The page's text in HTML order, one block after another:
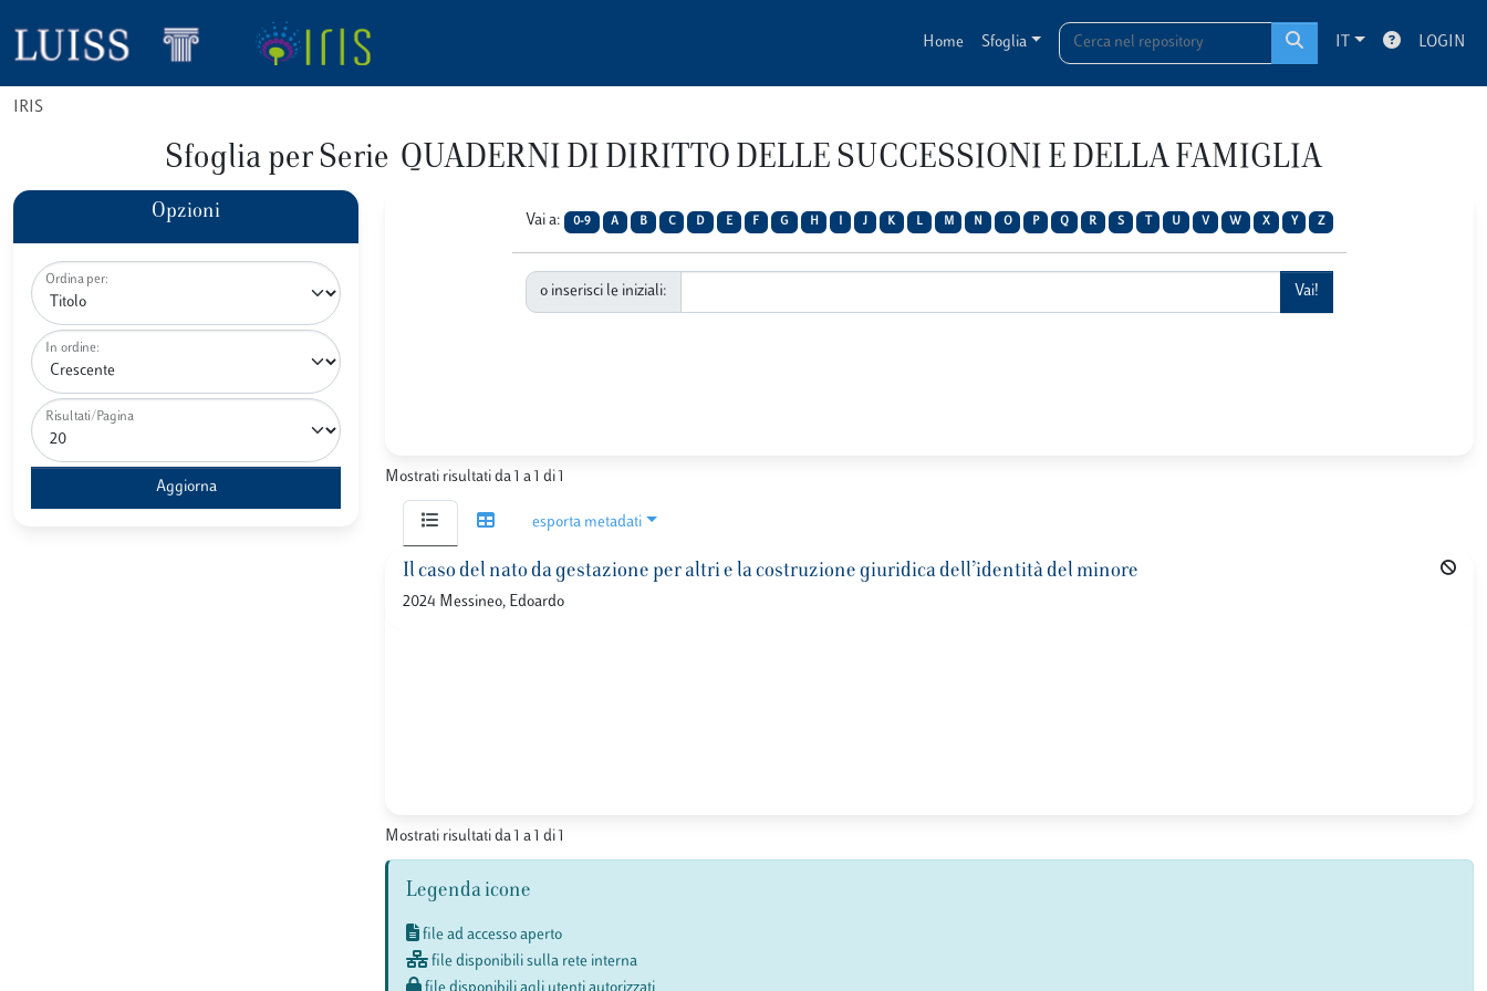
Home Sfoglia IT LOGIN
IRIS
Sfoglia per Serie QUADERNI DI DIRITTO DELLE SUCCESSIONI E DELLA FAMIGLIA
Opzioni
Ordina per:
In ordine:
Risultati/Pagina
Vai a: 0-9 A B C D E F G H J K L M N O P Q R S U V W X Y Z
o inserisci le iniziali:
Mostrati risultati da 1 a 1 di 1
esporta metadati
Il caso del nato da gestazione per altri e la costruzione giuridica dell’identità del minore
2024 Messineo, Edoardo
Mostrati risultati da 1 a 1 di 1
Legenda icone
file ad accesso aperto
file disponibili sulla rete interna